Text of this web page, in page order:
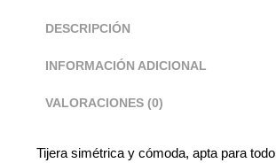
DESCRIPCIÓN
INFORMACIÓN ADICIONAL
VALORACIONES (0)
Tijera simétrica y cómoda, apta para todo